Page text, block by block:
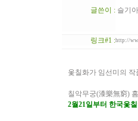
글쓴이 : 슬기
링크#1 :http://
옻칠화가 임선미의
칠악무궁(漆樂無窮)
2월21일부터 한국옻